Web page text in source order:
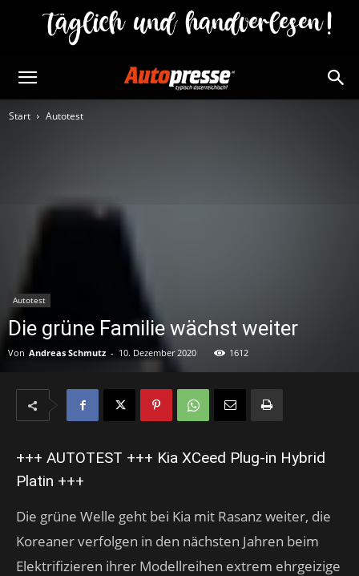
Start Autotest
Autotest
Die grüne Familie wächst weiter
Von Andreas Schmutz - 10. Dezember 2020 1612
+++ AUTOTEST +++ Kia XCeed Plug-in Hybrid
Platin +++
Die grüne Welle geht bei Kia mit Rasanz weiter, die
Koreaner verfolgen in den nächsten Jahren beim
Elektrifizieren ihrer Modellreihen extrem ehrgeizige